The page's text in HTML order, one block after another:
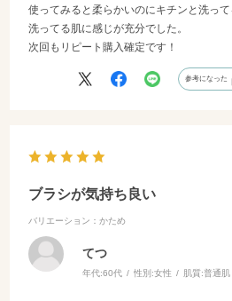
使ってみると柔らかいのにキチンと洗っ
洗ってる肌に感じが充分でした。
次回もリピート購入確定です！
参考になった
ブラシが気持ち良い
バリエーション：かため
てつ
年代:60代 性別:女性 肌質:普通肌